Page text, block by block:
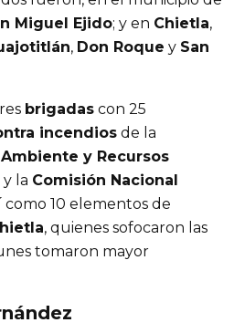
Miguel Ejido; y en Chietla,
, Don Roque y San
brigadas con 25
incendios de la
y Recursos
y la Comisión Nacional
como 10 elementos de
, quienes sofocaron las
tomaron mayor